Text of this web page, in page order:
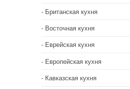
Британская кухня
Восточная кухня
Еврейская кухня
Европейская кухня
Кавказская кухня